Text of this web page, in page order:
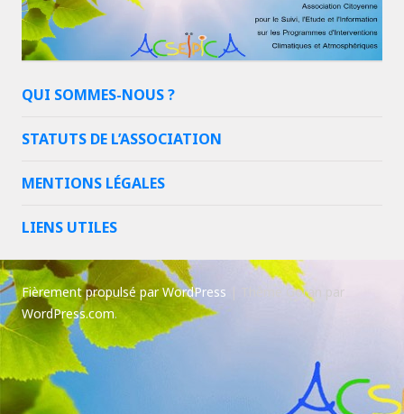
QUI SOMMES-NOUS ?
STATUTS DE L’ASSOCIATION
MENTIONS LÉGALES
LIENS UTILES
Fièrement propulsé par WordPress
Thème Goran par
WordPress.com.